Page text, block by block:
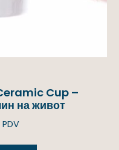
Cup –
на живот